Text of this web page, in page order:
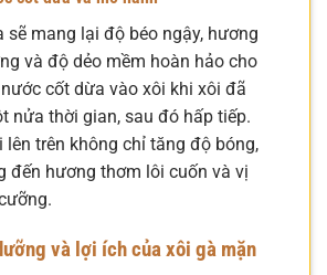
sẽ mang lại độ béo ngậy, hương
và độ dẻo mềm hoàn hảo cho
cốt dừa vào xôi khi xôi đã
nửa thời gian, sau đó hấp tiếp.
lên trên không chỉ tăng độ bóng,
đến hương thơm lôi cuốn và vị
và lợi ích của xôi gà mặn